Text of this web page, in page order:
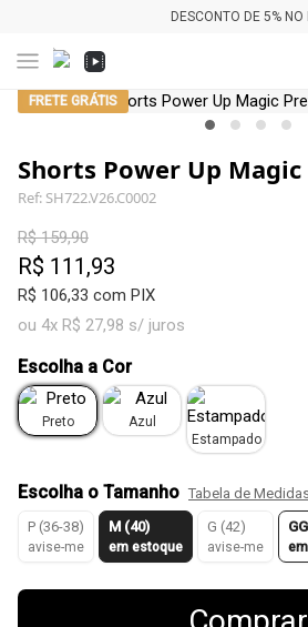
DESCONTO DE 5% NO
FRETE GRÁTIS
Shorts Power Up
Ref: SH722.V26.C0002
R$ 159,90
R$ 111,93
R$ 106,33 com PIX
ou 4x R$ 27,98 s/ juros
Escolha a Cor
Preto
Azul
Estampado
Escolha o Tamanho Tabela de
P (36-38)
avise-me
M (40)
em estoque
G (42)
avise-me